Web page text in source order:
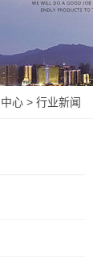
心 > 行业新闻